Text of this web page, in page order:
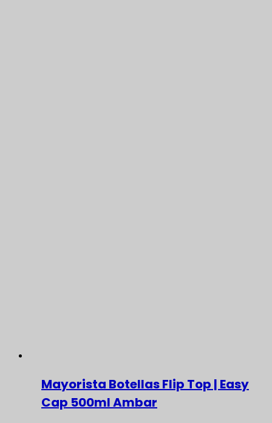
Mayorista Botellas Flip Top | Easy
Cap 500ml Ambar